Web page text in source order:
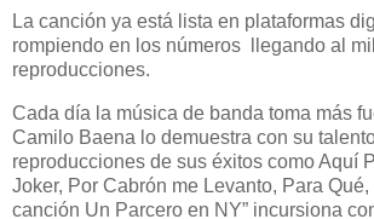
La canción ya está lista en plataformas
rompiendo en los números llegando al
reproducciones.
Cada día la música de banda toma más
Camilo Baena lo demuestra con su
reproducciones de sus éxitos como Aquí
Joker, Por Cabrón me Levanto, Para
canción Un Parcero en NY” incursiona